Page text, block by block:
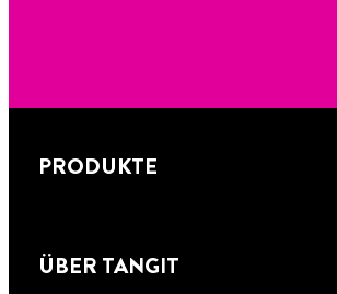
PRODUKTE
ÜBER TANGIT